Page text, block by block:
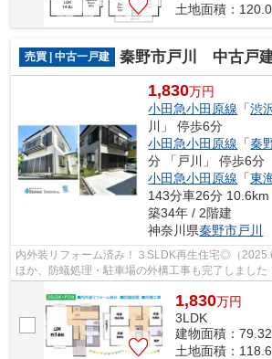
土地面積：
売買 | 中古一戸建 秦野市戸川 中古戸
1,830万円
小田急小田原線 「渋
川」 停歩6分
小田急小田原線 「秦
分 「戸川」 停歩6分
小田急小田原線 「東
143分車26分 10.6km
築34年 / 2階建
神奈川県秦野市戸川
内外装リフォーム済み！３SLDK再生住宅◎（
ほか、防蟻処理・駐車場の外構工事も完了しました
1,830万円
3LDK
建物面積：
土地面積：